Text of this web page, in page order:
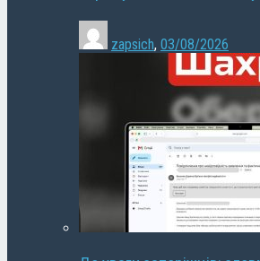
zapsich, 03/08/2026